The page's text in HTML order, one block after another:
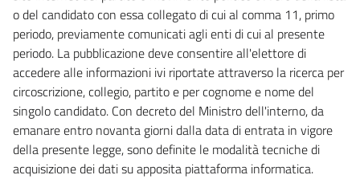
o del candidato con essa collegato di cui al comma 11, primo
periodo, previamente comunicati agli enti di cui al presente
periodo. La pubblicazione deve consentire all'elettore di
accedere alle informazioni ivi riportate attraverso la ricerca per
circoscrizione, collegio, partito e per cognome e nome del
singolo candidato. Con decreto del Ministro dell'interno, da
emanare entro novanta giorni dalla data di entrata in vigore
della presente legge, sono definite le modalità tecniche di
acquisizione dei dati su apposita piattaforma informatica.